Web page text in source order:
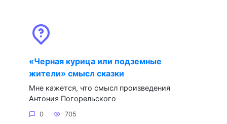
«Черная курица или подземные
жители» смысл сказки
Мне кажется, что смысл произведения
Антония Погорельского
0 705